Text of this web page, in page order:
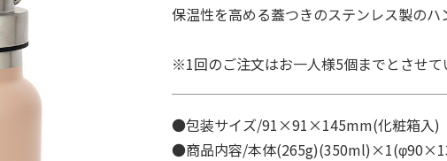
保温性を高める蓋つきのステンレス製のハ
※1回のご注文はお一人様5個までとさせて
●包装サイズ/91×91×145mm(化粧箱入)
●商品内容/本体